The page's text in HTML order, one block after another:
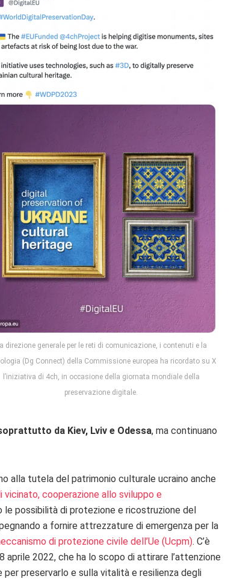
direzione generale per le reti di comunicazione, i contenuti e la
(Dg Connect) della Commissione europea ha ricordato su X
l’iniziativa di 4ch, in occasione della giornata mondiale della
preservazione digitale.
da Kiev, Lviv e Odessa, ma continuano
alla tutela del patrimonio culturale ucraino anche
vicinato, cooperazione allo sviluppo e
le possibilità di protezione e ricostruzione del
a fornire attrezzature di emergenza per la
di protezione civile dell’Ue (Ucpm). C’è
aprile 2022, che ha lo scopo di attirare l’attenzione
preservarlo e sulla vitalità e resilienza degli